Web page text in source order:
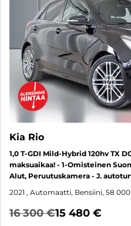
Kia Rio
1,0 T-GDI Mild-Hybrid 120hv TX
maksuaikaa! - 1-Omisteinen
Alut, Peruutuskamera - J.
2021 , Automaatti, Bensiini, 58
16 300 €15 480 €